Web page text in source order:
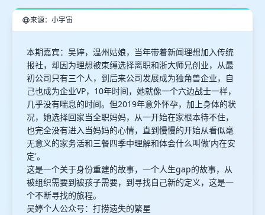
来源：小宇宙
本期嘉宾：吴婷，温州姑娘，当年带着新闻理想加入传统
报社，却因为理想被束缚选择离职和浙大师兄创业，从最
初公司只有三个人，到后来公司发展成为独角兽企业，自
己也成为企业VP，10年时间，她就像一个六边战士一样，
几乎没有喘息的时间。但2019年意外怀孕，加上身体的状
况，她选择回家当全职妈妈，从一开始在家根本待不住，
也完全没有进入当妈妈的心情，直到慢慢的开始从看似毫
无意义的家务活和三餐四季中理解和体会什么叫做'内在安
定'。
这是一个关于身份重建的故事，一个人生gap的故事，从
被组织需要到被孩子需要，到寻找自己新的定义，这是一
个不断寻找的旅程。
吴婷个人公众号：打捞遗失的繁星